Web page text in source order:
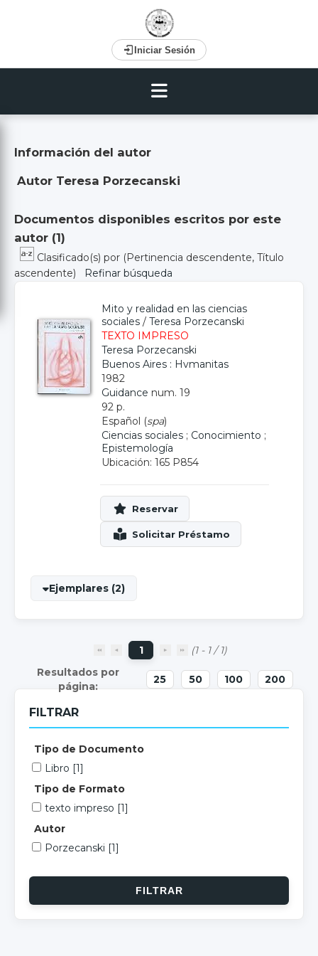
Iniciar Sesión
Información del autor
Autor Teresa Porzecanski
Documentos disponibles escritos por este
autor (1)
Clasificado(s) por (Pertinencia descendente, Título
ascendente)
Refinar búsqueda
Mito y realidad en las ciencias
sociales / Teresa Porzecanski
TEXTO IMPRESO
Teresa Porzecanski
Buenos Aires : Hvmanitas
1982
Guidance num. 19
92 p.
Español (spa)
Ciencias sociales ; Conocimiento ;
Epistemología
Ubicación: 165 P854
Ejemplares (2)
1 (1 - 1 / 1)
25 50 100 200
FILTRAR
Tipo de Documento
Libro [1]
Tipo de Formato
texto impreso [1]
Autor
Porzecanski [1]